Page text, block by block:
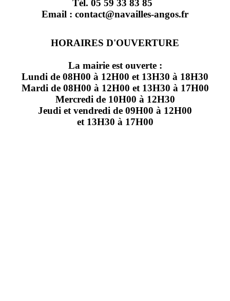
Tél. 05 59 33 83 85
Email : contact@navailles-angos.fr
HORAIRES D'OUVERTURE
La mairie est ouverte :
Lundi de 08H00 à 12H00 et 13H30 à 18H30
Mardi de 08H00 à 12H00 et 13H30 à 17H00
Mercredi de 10H00 à 12H30
Jeudi et vendredi de 09H00 à 12H00
et 13H30 à 17H00